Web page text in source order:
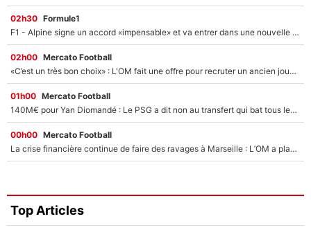
02h30 Formule1
F1 - Alpine signe un accord «impensable» et va entrer dans une nouvelle dimension : Grande nouvelle pour Pierre Gasly !
02h00 Mercato Football
«C’est un très bon choix» : L'OM fait une offre pour recruter un ancien joueur du PSG... et c'est validé dans l'After Foot !
01h00 Mercato Football
140M€ pour Yan Diomandé : Le PSG a dit non au transfert qui bat tous les records sur le mercato
00h00 Mercato Football
La crise financière continue de faire des ravages à Marseille : L’OM a placé 12 joueurs sur le marché des transferts… et ça pourrait lui rapporter près de 100M€ !
Top Articles